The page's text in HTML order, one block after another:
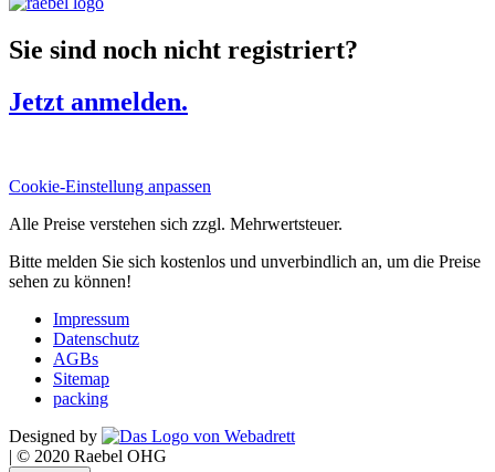
Sie sind noch nicht registriert?
Jetzt anmelden.
Cookie-Einstellung anpassen
Alle Preise verstehen sich zzgl. Mehrwertsteuer.
Bitte melden Sie sich kostenlos und unverbindlich an, um die Preise
sehen zu können!
Impressum
Datenschutz
AGBs
Sitemap
packing
Designed by
| © 2020 Raebel OHG